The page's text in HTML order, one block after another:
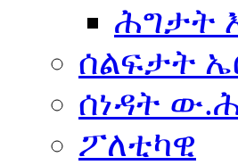
ሕግታት
ሰልፍታት
ሰነዳት
ፖለቲካዊ